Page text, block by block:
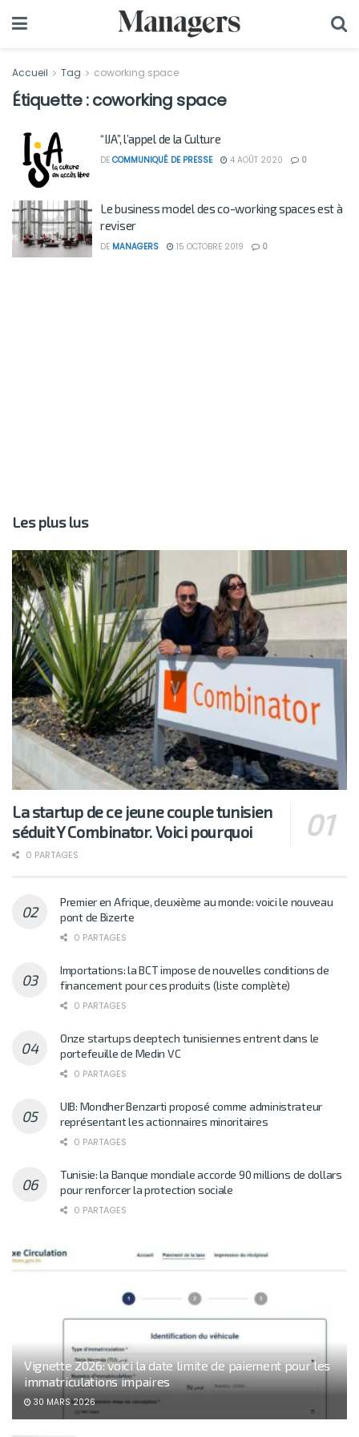
Accueil Tag coworking space
Étiquette :coworking space
“IJA”, l’appel de la Culture
DE COMMUNIQUÉ DE PRESSE 4 AOÛT 2020 0
Le business model des co-working spaces est à
reviser
DE MANAGERS 15 OCTOBRE 2019 0
Les plus lus
La startup de ce jeune couple tunisien
séduit Y Combinator. Voici pourquoi
0 PARTAGES
Premier en Afrique, deuxième au monde: voici le nouveau
pont de Bizerte
0 PARTAGES
Importations: la BCT impose de nouvelles conditions de
financement pour ces produits (liste complète)
0 PARTAGES
Onze startups deeptech tunisiennes entrent dans le
portefeuille de Medin VC
0 PARTAGES
UIB: Mondher Benzarti proposé comme administrateur
représentant les actionnaires minoritaires
0 PARTAGES
Tunisie: la Banque mondiale accorde 90 millions de dollars
pour renforcer la protection sociale
0 PARTAGES
Vignette 2026: voici la date limite de paiement pour les
immatriculations impaires
30 MARS 2026